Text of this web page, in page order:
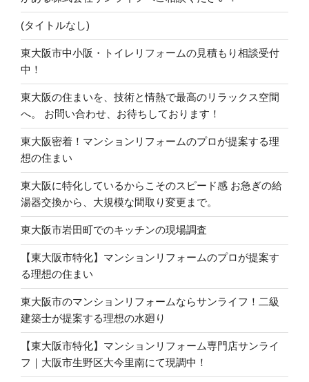
(タイトルなし)
東大阪市中小阪・トイレリフォームの見積もり相談受付
中！
東大阪の住まいを、技術と情熱で最高のリラックス空間
へ。 お問い合わせ、お待ちしております！
東大阪密着！マンションリフォームのプロが提案する理
想の住まい
東大阪に特化しているからこそのスピード感 お急ぎの給
湯器交換から、大規模な間取り変更まで。
東大阪市岩田町でのキッチンの現場調査
【東大阪市特化】マンションリフォームのプロが提案す
る理想の住まい
東大阪市のマンションリフォームならサンライフ！二級
建築士が提案する理想の水廻り
【東大阪市特化】マンションリフォーム専門店サンライ
フ｜大阪市生野区大今里南にて現調中！